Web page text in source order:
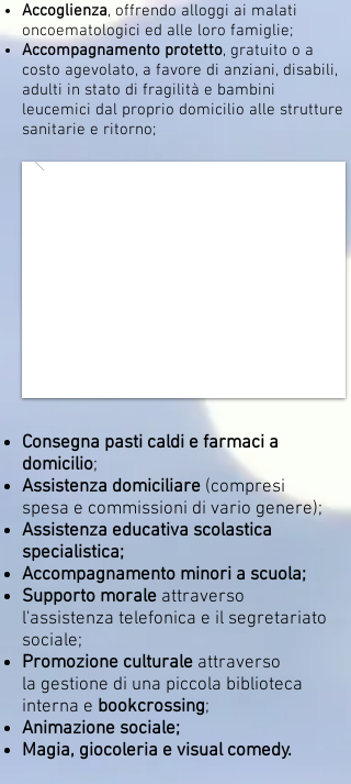
Accoglienza, offrendoalloggi ai malati
oncoematologici ed alle loro famiglie;
Accompagnamento protetto, gratuito o a
costo agevolato, a favore di anziani, disabili,
adulti in stato di fragilità e bambini
leucemici dal proprio domicilio alle strutture
sanitarie e ritorno;
Consegna pasti caldi e farmaci a
domicilio;
Assistenza domiciliare (compresi
spesa e commissioni di vario genere);
Assistenza educativa scolastica
specialistica;
Accompagnamento minori a scuola;
Supporto morale attraverso
l'assistenza telefonica e il segretariato
sociale;
Promozione culturale attraverso
la gestione di una piccola biblioteca
interna e bookcrossing;
Animazione sociale;
Magia, giocoleria e visual comedy.